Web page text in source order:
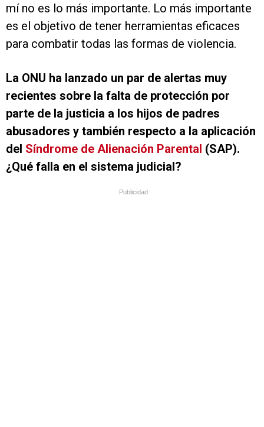
mí no es lo más importante. Lo más importante
es el objetivo de tener herramientas eficaces
para combatir todas las formas de violencia.
La ONU ha lanzado un par de alertas muy
recientes sobre la falta de protección por
parte de la justicia a los hijos de padres
abusadores y también respecto a la aplicación
del Síndrome de Alienación Parental (SAP).
¿Qué falla en el sistema judicial?
Publicidad